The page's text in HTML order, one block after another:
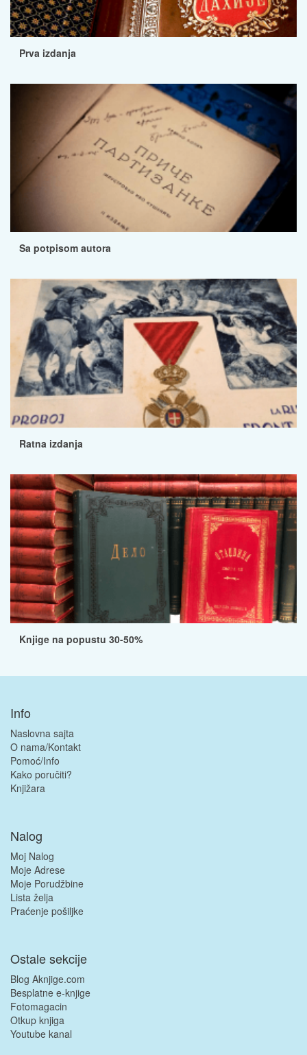
Prva izdanja
Sa potpisom autora
Ratna izdanja
Knjige na popustu 30-50%
Info
Naslovna sajta
O nama/Kontakt
Pomoć/Info
Kako poručiti?
Knjižara
Nalog
Moj Nalog
Moje Adrese
Moje Porudžbine
Lista želja
Praćenje pošiljke
Ostale sekcije
Blog Aknjige.com
Besplatne e-knjige
Fotomagacin
Otkup knjiga
Youtube kanal